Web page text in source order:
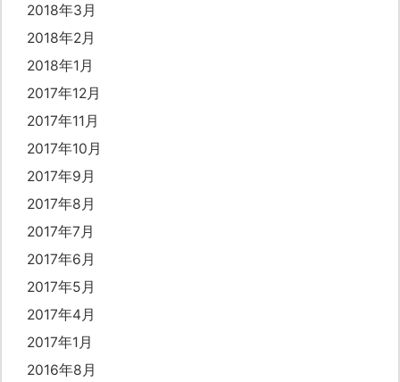
2018年3月
2018年2月
2018年1月
2017年12月
2017年11月
2017年10月
2017年9月
2017年8月
2017年7月
2017年6月
2017年5月
2017年4月
2017年1月
2016年8月